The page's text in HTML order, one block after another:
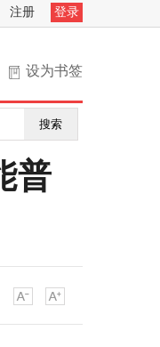
注册 登录
设为书签
搜索
普